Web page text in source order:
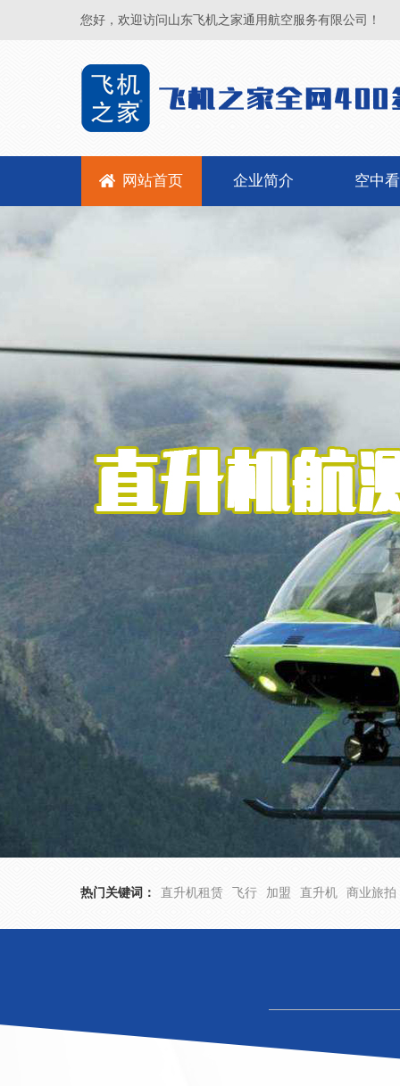
您好，欢迎访问山东飞机之家通用航空服务有限公司！
网站首页 企业简介 空中
热门关键词： 直升机租赁 飞行 加盟 直升机 商业旅拍